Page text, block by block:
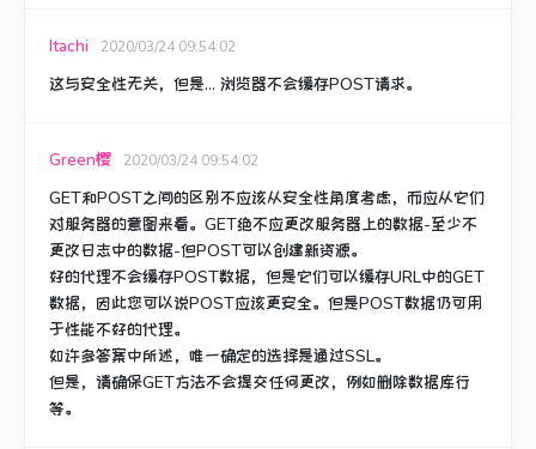
Itachi 2020/03/24 09:54:02
这与安全性无关，但是... 浏览器不会缓存POST请求。
Green樱 2020/03/24 09:54:02
GET和POST之间的区别不应该从安全性角度考虑，而应从它们
对服务器的意图来看。 GET绝不应更改服务器上的数据-至少不
更改日志中的数据-但POST可以创建新资源。
好的代理不会缓存POST数据，但是它们可以缓存URL中的GET
数据，因此您可以说POST应该更安全。 但是POST数据仍可用
于性能不好的代理。
如许多答案中所述，唯一确定的选择是通过SSL。
但是，请确保GET方法不会提交任何更改，例如删除数据库行
等。